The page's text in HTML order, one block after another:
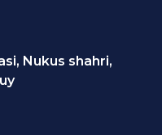
Nukus shahri,